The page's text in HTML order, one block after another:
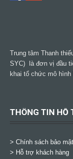
Trung tâm Thanh
SYC) là đơn vị đầu
khai tổ chức mô hình
THÔNG TIN HỖ
> Chính sách bảo mật
> Hỗ trợ khách hàng